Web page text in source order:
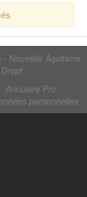
Nouvelle Aquitaine
Annuaire Pro
personnelles